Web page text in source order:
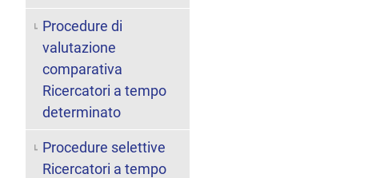
Procedure di
valutazione
comparativa
Ricercatori a tempo
determinato
Procedure selettive
Ricercatori a tempo